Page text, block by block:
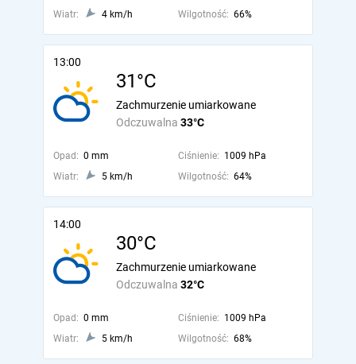
Wiatr:
4 km/h Wilgotność: 66%
13:00
31°C
Odczuwalna 33°C
Zachmurzenie umiarkowane
Opad: 0 mm Ciśnienie: 1009 hPa
Wiatr:
5 km/h Wilgotność: 64%
14:00
30°C
Odczuwalna 32°C
Zachmurzenie umiarkowane
Opad: 0 mm Ciśnienie: 1009 hPa
Wiatr:
5 km/h Wilgotność: 68%